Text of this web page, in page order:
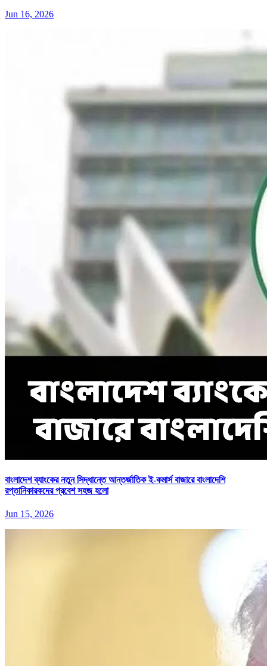
Jun 16, 2026
বাংলাদেশ ব্যাংকের নতুন সিদ্ধান্তে আন্তর্জাতিক ই-কমার্স বাজারে বাংলাদেশি
রপ্তানিকারকদের প্রবেশ সহজ হলো
Jun 15, 2026